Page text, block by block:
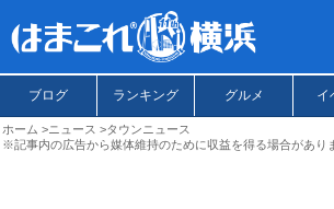
ブログ ランキング グルメ イ
ホーム ニュース
タウンニュース
※記事内の広告から媒体維持のために収益を得る場合があり